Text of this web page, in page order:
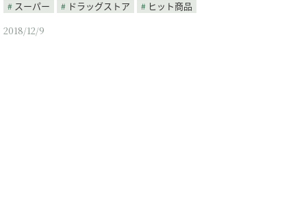
スーパー ドラッグストア
ヒット商品
2018/12/9